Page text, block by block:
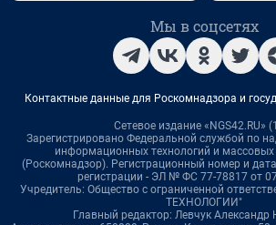
Мы в соцсетях
Контактные данные для Роскомнадзора и
Сетевое издание «NGS42.RU»
Зарегистрировано Федеральной службой по
информационных технологий и
(Роскомнадзор). Регистрационный номер и
регистрации - ЭЛ № ФС 77-78817 от
Учредитель: Общество с ограниченной
ТЕХНОЛОГИИ"
Главный редактор: Левчук Александр